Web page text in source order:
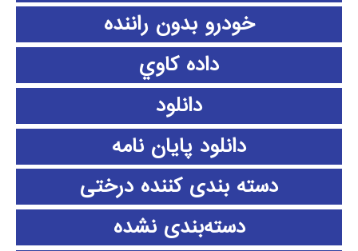
خودرو بدون راننده
داده كاوي
دانلود
دانلود پايان نامه
دسته بندی کننده درختی
دسته‌بندی نشده